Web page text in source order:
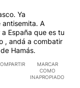
Ya
A
España que es tu
, andá a combatir
Hamás.
MARCAR
COMO
INAPROPIADO